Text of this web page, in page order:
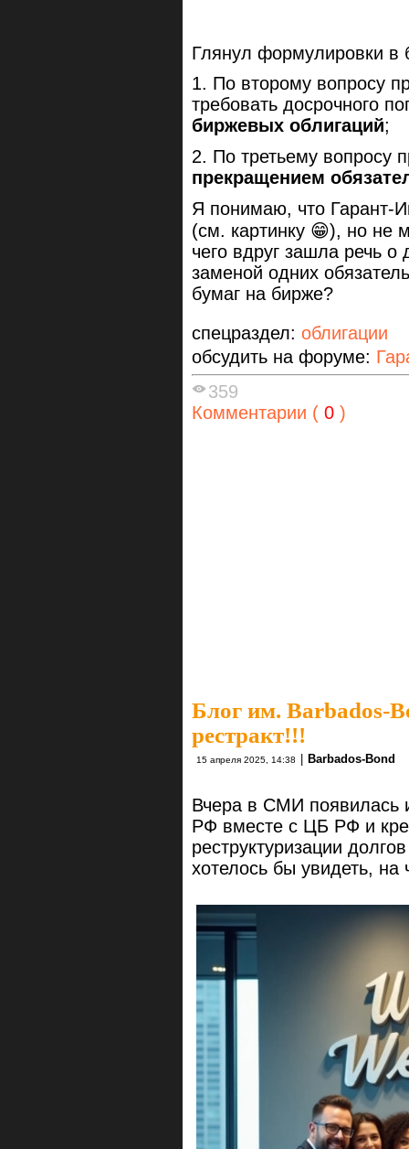
Глянул формулировки в
1. По второму вопросу
требовать досрочного
биржевых облигаций;
2. По третьему вопросу
прекращением
Я понимаю, что Гарант-
(см. картинку 😁), но не
чего вдруг зашла речь о
заменой одних
бумаг на бирже?
спецраздел: облигации
обсудить на форуме:
359
Комментарии ( 0 )
Блог им. Barbados-
рестракт!!!
15 апреля 2025, 14:38 Barbados-Bond
Вчера в СМИ появилась
РФ вместе с ЦБ РФ и
реструктуризации
хотелось бы увидеть, на